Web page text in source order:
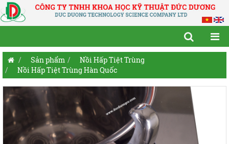
Sản phẩm
Nồi Hấp Tiệt Trùng
Nồi Hấp Tiệt Trùng Hàn Quốc